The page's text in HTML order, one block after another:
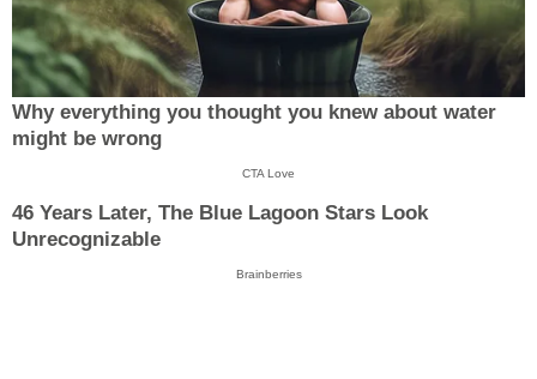
Why everything you thought you knew about water
might be wrong
CTA Love
46 Years Later, The Blue Lagoon Stars Look
Unrecognizable
Brainberries